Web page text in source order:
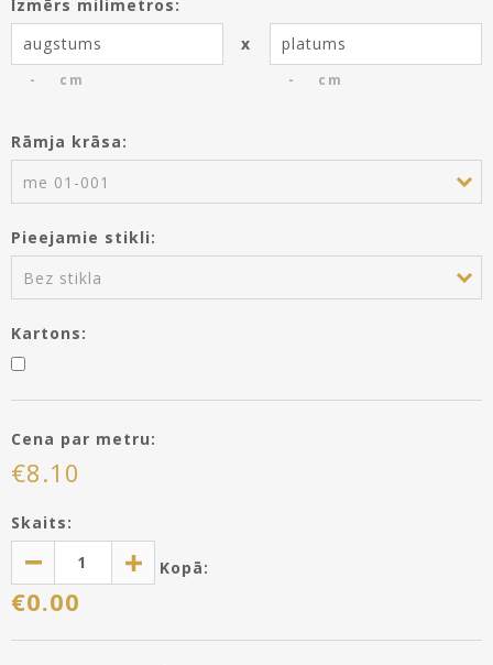
Izmērs milimetros:
cm
x
cm
Jūs esat saglabājis rāmja izmēru
Paspartū.
šim rāmim?
Augstums:
Platums:---
Rāmja krāsa:
me 01-001
Pieejamie stikli:
Bez stikla
Kartons:
Cena par metru:
€8.10
Skaits:
Kopā:
€0.00